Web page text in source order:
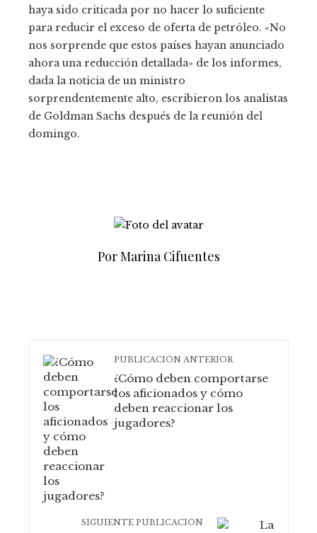
haya sido criticada por no hacer lo suficiente
para reducir el exceso de oferta de petróleo. «No
nos sorprende que estos países hayan anunciado
ahora una reducción detallada» de los informes,
dada la noticia de un ministro
sorprendentemente alto, escribieron los analistas
de Goldman Sachs después de la reunión del
domingo.
Por Marina Cifuentes
PUBLICACIÓN ANTERIOR
¿Cómo deben comportarse
los aficionados y cómo
deben reaccionar los
jugadores?
SIGUIENTE PUBLICACIÓN